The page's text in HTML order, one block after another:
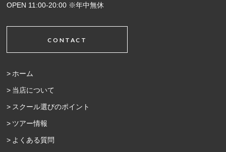
OPEN 11:00-20:00 ※年中無休
CONTACT
ホーム
当店について
スクール選びのポイント
ツアー情報
よくある質問